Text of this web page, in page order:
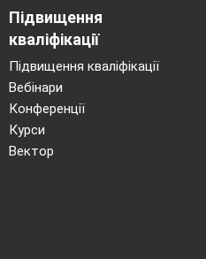
2.
Підвищення
кваліфікації
Підвищення кваліфікації
Вебінари
Конференції
Курси
Вектор